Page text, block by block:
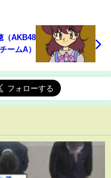
（AKB48
チームA）